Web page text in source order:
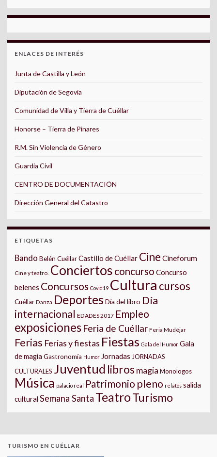
ENLACES DE INTERÉS
Junta de Castilla y León
Diputación de Segovia
Comunidad de Villa y Tierra de Cuéllar
Honorse – Tierra de Pinares
R.M. Sin Violencia de Género
Guardia Civil
CENTRO DE DOCUMENTACIÓN
Dirección General del Catastro
ETIQUETAS
Bando Belén CuéllarCastillo de Cuéllar Cine Cineforum
Cine y teatro. Conciertos concurso Concurso
belenes Concursos Covid19 Cultura cursos
Cuéllar Danza Deportes Día del libro Día
internacional EDADES 2017 Empleo
exposiciones Feria de Cuéllar Feria Mudéjar
Ferias Ferias y fiestas Fiestas Gala del Humor Gala
de magia Gastronomía Humor Jornadas JORNADAS
CULTURALES Juventud libros magia Monologos
Música palacio real Patrimonio pleno relatos salida
cultural Semana Santa TeatroTurismo
TURISMO EN CUÉLLAR